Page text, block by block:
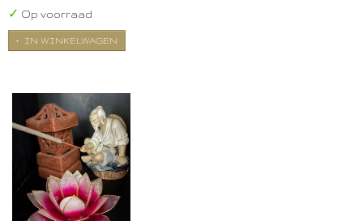
✓ Op voorraad
IN WINKELWAGEN